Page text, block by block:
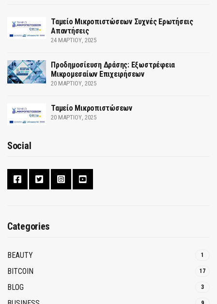
Ταμείο Μικροπιστώσεων Συχνές Ερωτήσεις
Απαντήσεις
24 ΜΑΡΤΊΟΥ, 2025
Προδημοσίευση Δράσης: Εξωστρέφεια
Μικρομεσαίων Επιχειρήσεων
20 ΜΑΡΤΊΟΥ, 2025
Ταμείο Μικροπιστώσεων
20 ΜΑΡΤΊΟΥ, 2025
Social
Categories
BEAUTY 1
BITCOIN 17
BLOG 3